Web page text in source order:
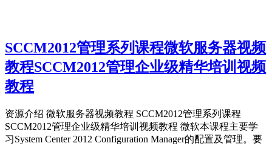
SCCM2012管理系列课程微软服务器视频
教程SCCM2012管理企业级精华培训视频
教程
资源介绍 微软服务器视频教程 SCCM2012管理系列课程
SCCM2012管理企业级精华培训视频教程 微软本课程主要学
习System Center 2012 Configuration Manager的配置及管理。要